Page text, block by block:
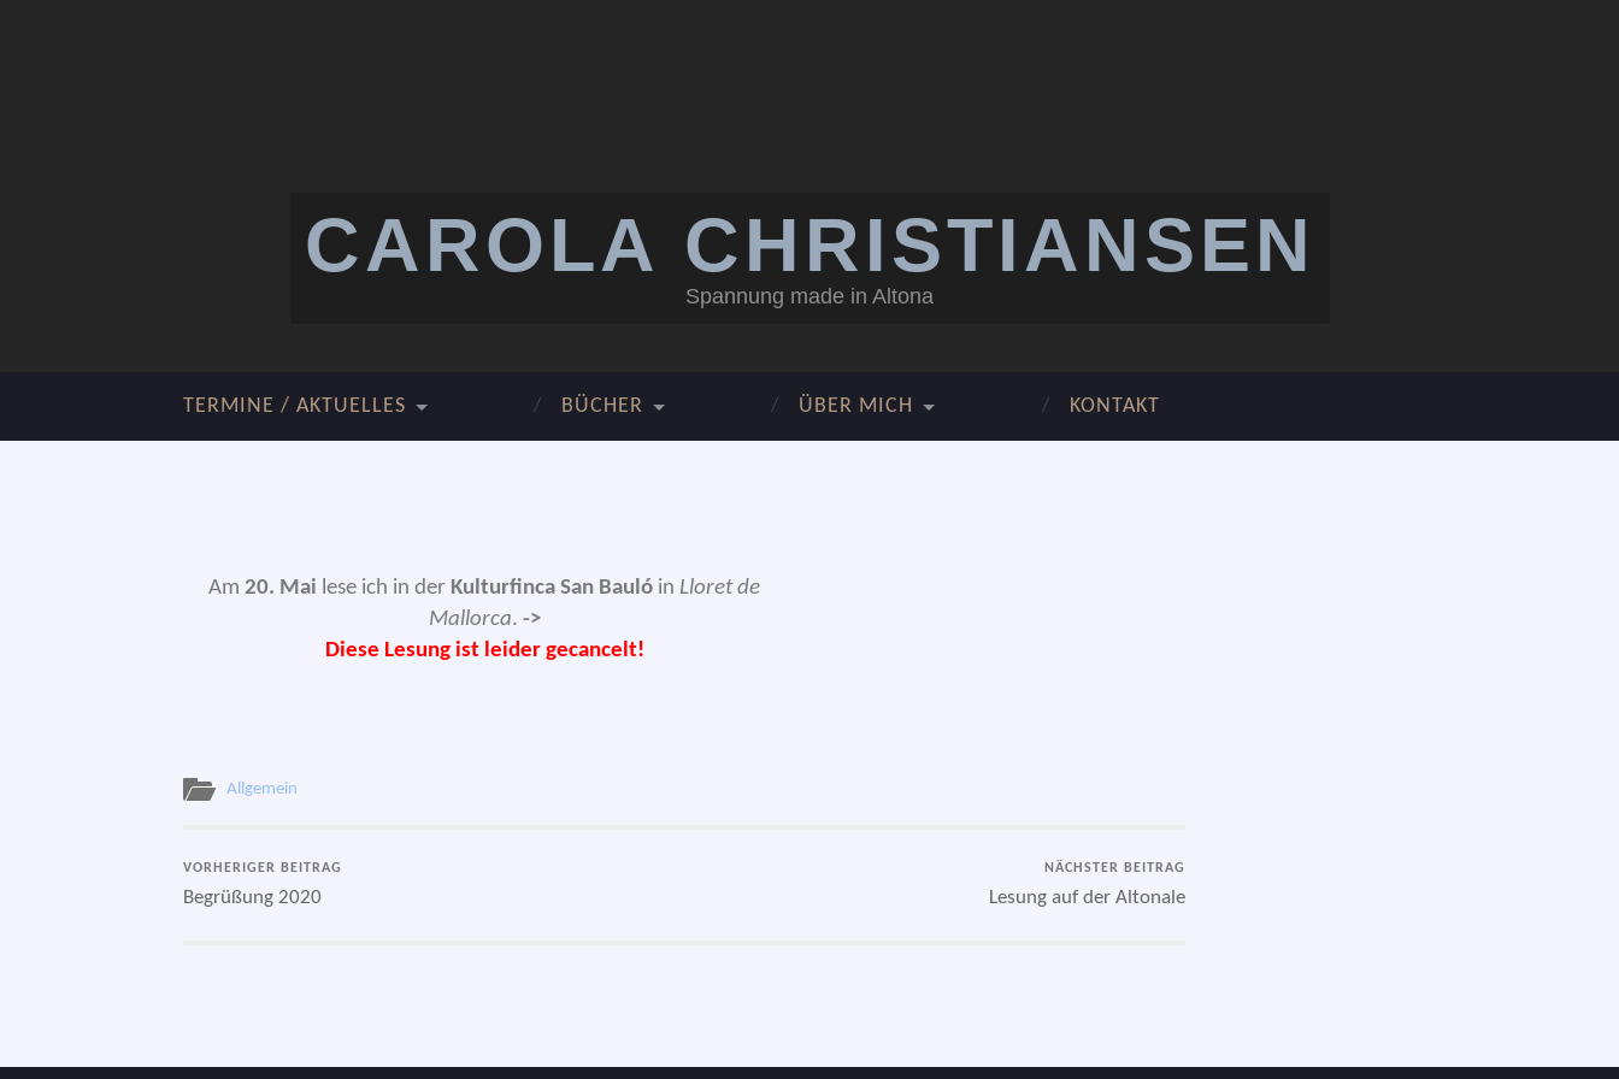
CAROLA CHRISTIANSEN
Spannung made in Altona
TERMINE / AKTUELLES BÜCHER ÜBER MICH KONTAKT
Am 20. Mai lese ich in der Kulturfinca San Bauló in Lloret de
Mallorca. ->
Diese Lesung ist lei­der gecancelt!
Allgemein
VORHERIGER BEITRAG
Begrüßung 2020
NÄCHSTER BEITRAG
Lesung auf der Altonale